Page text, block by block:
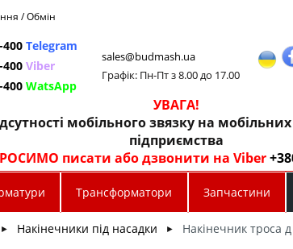
/ Обмін
400 Telegram
400 Viber
400 WatsApp
sales@budmash.ua
Графік: Пн-Пт з 8.00 до 17.00
УВАГА!
мобільного звязку на
підприємства
писати або дзвонити на Viber
Трансформатори Запчастини
► Накінечники під насадки ► Накінечник троса